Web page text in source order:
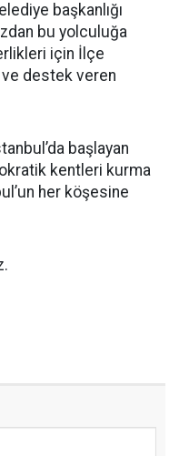
başkanlığı
bu yolculuğa
için İlçe
ve destek veren
başlayan
kentleri kurma
her köşesine